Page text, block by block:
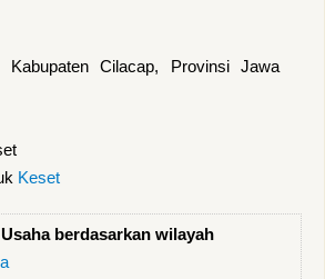
Kabupaten Cilacap, Provinsi Jawa
Keset
berdasarkan wilayah